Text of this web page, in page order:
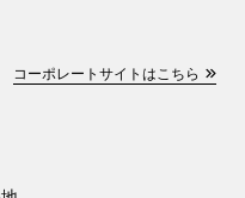
コーポレートサイトはこちら